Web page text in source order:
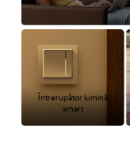
Întrerupător lumină
smart